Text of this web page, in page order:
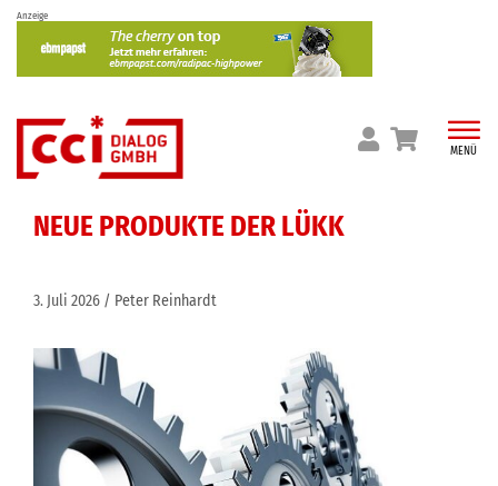
Skip
content
Anzeige
MENÜ
NEUE PRODUKTE DER LÜKK
3. Juli 2026 Peter Reinhardt